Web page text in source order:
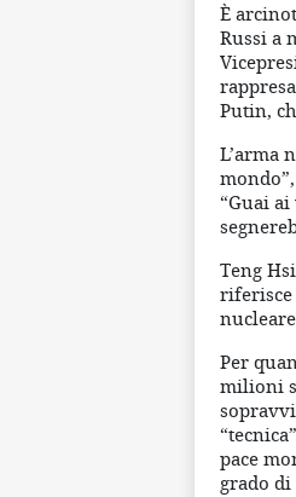
È
Russi a
Putin,
L’arma
“Guai
Teng
riferisce
Per
milioni
pace
grado